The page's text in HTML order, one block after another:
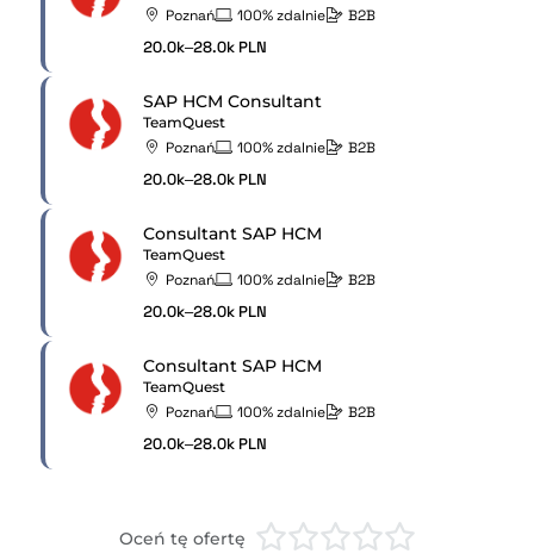
Poznań 100% zdalnie B2B
20.0k–28.0k PLN
SAP HCM Consultant
TeamQuest
Poznań 100% zdalnie B2B
20.0k–28.0k PLN
Consultant SAP HCM
TeamQuest
Poznań 100% zdalnie B2B
20.0k–28.0k PLN
Consultant SAP HCM
TeamQuest
Poznań 100% zdalnie B2B
20.0k–28.0k PLN
Oceń tę ofertę